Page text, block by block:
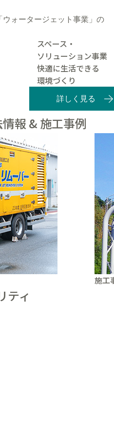
ウォータージェット事業」の
スペース・
ソリューション事業
快適に生活できる
環境づくり
詳しく見る
報 & 施工事例
施工
ティ